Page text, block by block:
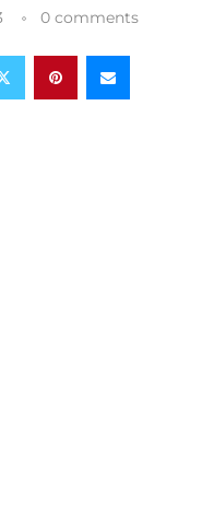
0 comments